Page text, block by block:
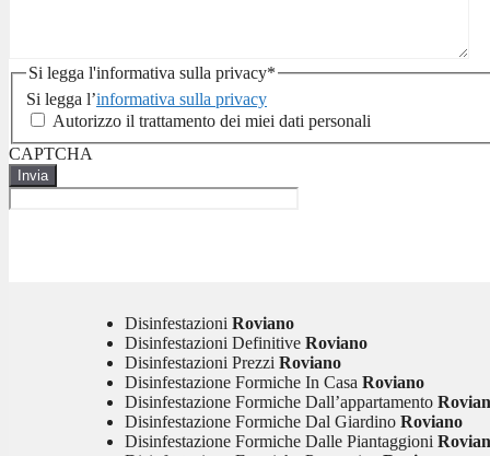
Si legga l'informativa sulla privacy*
Si legga l’informativa sulla privacy
Autorizzo il trattamento dei miei dati personali
CAPTCHA
Disinfestazioni Roviano
Disinfestazioni Definitive Roviano
Disinfestazioni Prezzi Roviano
Disinfestazione Formiche In Casa Roviano
Disinfestazione Formiche Dall’appartamento
Disinfestazione Formiche Dal Giardino Roviano
Disinfestazione Formiche Dalle Piantaggioni